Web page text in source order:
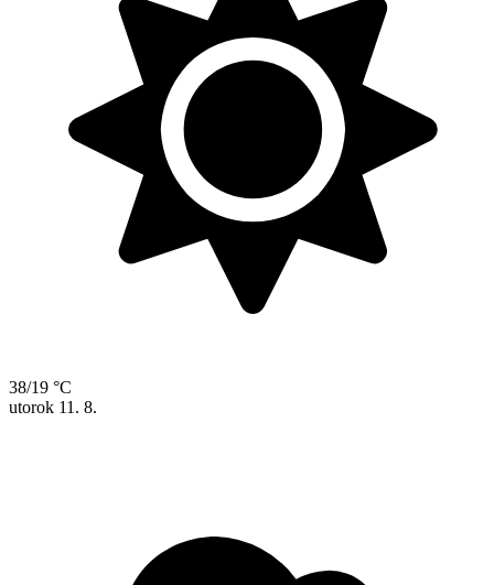
38/19 °C
utorok 11. 8.